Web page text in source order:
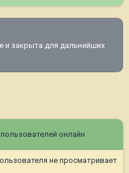
и закрыта для дальнейших
онлайн
не просматривает